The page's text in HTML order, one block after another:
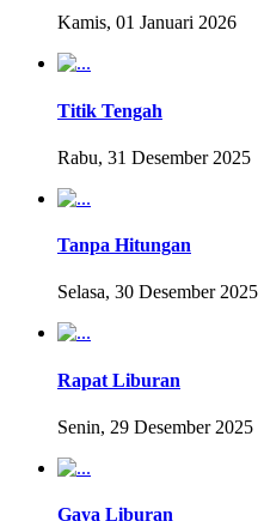
Kamis, 01 Januari 2026
Titik Tengah
Rabu, 31 Desember 2025
Tanpa Hitungan
Selasa, 30 Desember 2025
Rapat Liburan
Senin, 29 Desember 2025
Gaya Liburan